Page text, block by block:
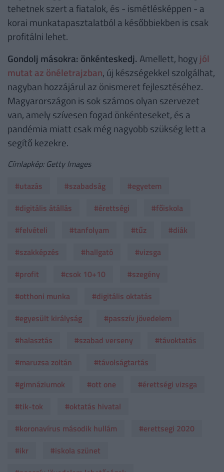
tehetnek szert a fiatalok, és - ismétlésképpen - a
korai munkatapasztalatból a későbbiekben is csak
profitálni lehet.
Gondolj másokra: önkénteskedj.Amellett, hogyjól
mutat az önéletrajzban, új készségekkel szolgálhat,
nagyban hozzájárul az önismeret fejlesztéséhez.
Magyarországon is sok számos olyan szervezet
van, amely szívesen fogad önkénteseket, és a
pandémia miatt csak még nagyobb szükség lett a
segítő kezekre.
Címlapkép: Getty Images
#utazás
#szabadság
#egyetem
#digitális átállás
#érettségi
#főiskola
#felvételi
#tanfolyam #tűz
#diák
#szakképzés
#hallgató
#vizsga
#profit
#csok 10+10
#szegény
#otthoni munka
#digitális oktatás
#egyesült királyság
#passzív jövedelem
#halasztás
#szabad verseny
#távoktatás
#maruzsa zoltán
#távolságtartás
#gimnáziumok
#ott one
#érettségi vizsga
#tik-tok
#oktatás hivatal
#koronavírus második hullám
#erettsegi 2020
#ikr
#iskola szünet